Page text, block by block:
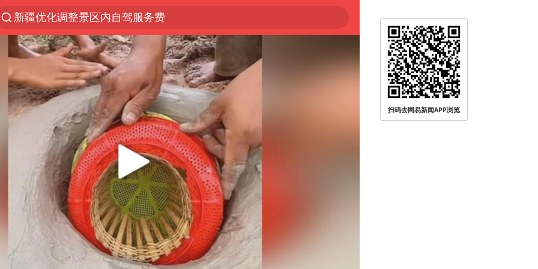
新疆优化调整景区内自驾服务费
微信又有新功能，你可以“撤回”你的撤回了！
梁家辉：到内地拍戏不是北上是回归
“新疆的交警怎么个个像我妈”
情侣平潭拍日出坠崖1死1伤
西湖突现狂风暴雨 游客瞬间被浇透
香港正式允许“拒绝抢救”
白海豚将正面袭击贯穿浙江
《欢迎来龙餐馆》口碑
郑丽文：台湾从来没有“独立”过
几元成本的AI广告导致千万市值蒸发
扫码去网易新闻APP浏览